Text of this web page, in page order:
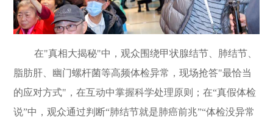
在"真相大揭秘"中，观众围绕甲状腺结节、肺结节、
脂肪肝、幽门螺杆菌等高频体检异常，现场抢答"最恰当
的应对方式" ，在互动中掌握科学处理原则；在“真假体检
说”中，观众通过判断“肺结节就是肺癌前兆”“体检没异常